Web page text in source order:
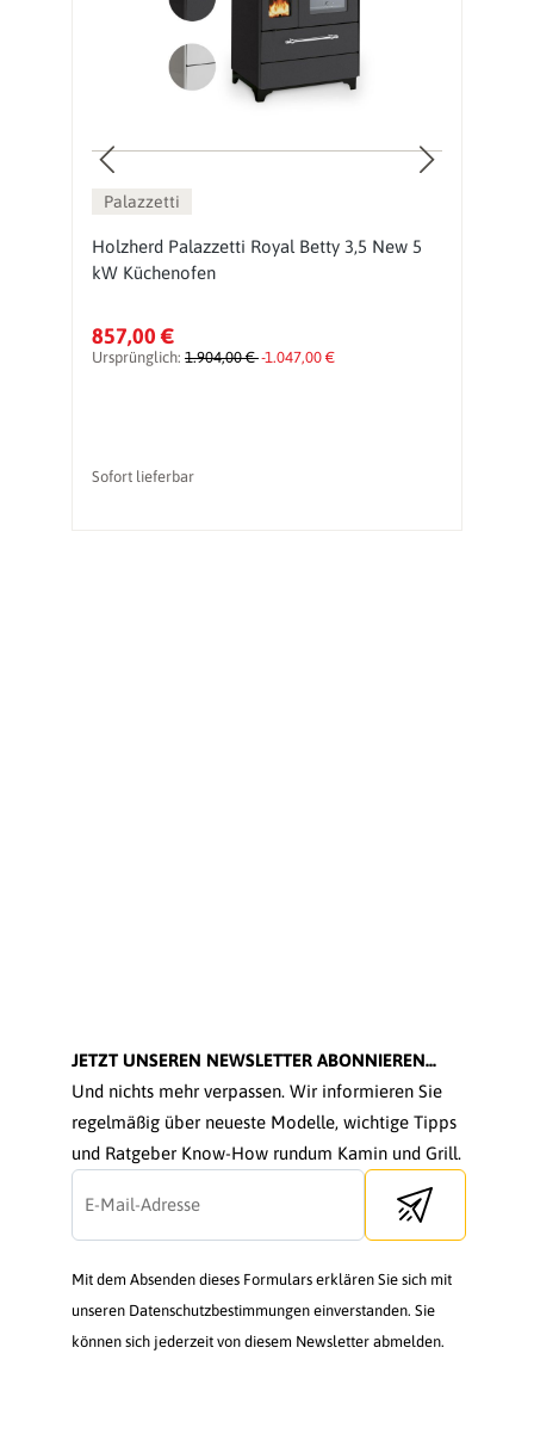
Palazzetti
Holzherd Palazzetti Royal Betty 3,5 New 5
kW Küchenofen
857,00 €
Ursprünglich: 1.904,00 €-1.047,00 €
Sofort lieferbar
JETZT UNSEREN NEWSLETTER ABONNIEREN...
Und nichts mehr verpassen. Wir informieren Sie
regelmäßig über neueste Modelle, wichtige Tipps
und Ratgeber Know-How rundum Kamin und Grill.
Send newsletter
Mit dem Absenden dieses Formulars erklären Sie sich mit
unseren Datenschutzbestimmungen einverstanden. Sie
können sich jederzeit von diesem Newsletter abmelden.